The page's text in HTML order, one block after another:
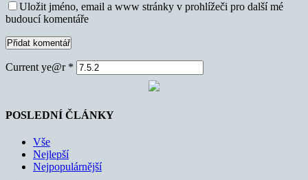
Uložit jméno, email a www stránky v prohlížeči pro další mé
budoucí komentáře
Current ye@r *
POSLEDNÍ ČLÁNKY
Vše
Nejlepší
Nejpopulárnější